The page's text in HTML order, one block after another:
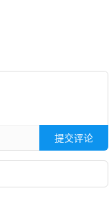
提交评论